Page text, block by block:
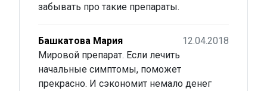
забывать про такие препараты.
Башкатова Мария
12.04.2018
Мировой препарат. Если лечить
начальные симптомы, поможет
прекрасно. И сэкономит немало денег